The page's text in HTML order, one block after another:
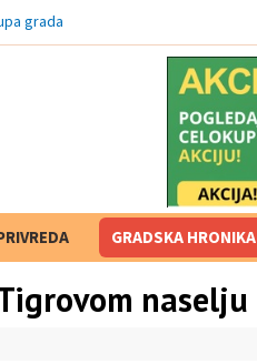
grada
GRADSKA HRONIKA
naselju